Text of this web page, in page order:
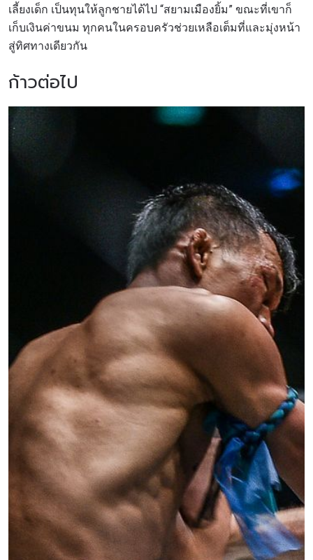
เลี้ยงเด็ก เป็นทุนให้ลูกชายได้ไป “สยามเมืองยิ้ม” ขณะที่เขาก็
เก็บเงินค่าขนม ทุกคนในครอบครัวช่วยเหลือเต็มที่และมุ่งหน้า
สู่ทิศทางเดียวกัน
ก้าวต่อไป